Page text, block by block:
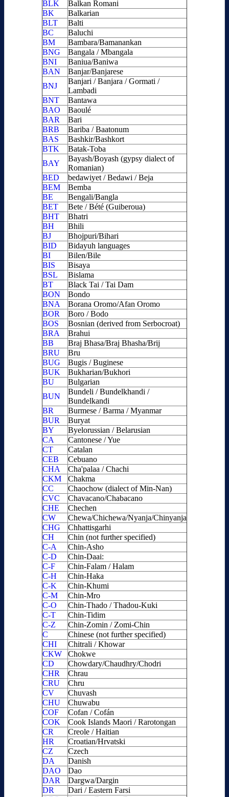
BLK
Balkan Romani
BK
Balkarian
BLT
Balti
BC
Baluchi
BM
Bambara/Bamanankan
BNG
Bangala / Mbangala
BNI
Baniua/Baniwa
BAN
Banjar/Banjarese
BNJ
Banjari / Banjara / Gormati /
Lambadi
BNT
Bantawa
BAO
Baoulé
BAR
Bari
BRB
Bariba / Baatonum
BAS
Bashkir/Bashkort
BTK
Batak-Toba
BAY
Bayash/Boyash (gypsy dialect of
Romanian)
BED
bedawiyet / Bedawi / Beja
BEM
Bemba
BE
Bengali/Bangla
BET
Bete / Bété (Guiberoua)
BHT
Bhatri
BH
Bhili
BJ
Bhojpuri/Bihari
BID
Bidayuh languages
BI
Bilen/Bile
BIS
Bisaya
BSL
Bislama
BT
Black Tai / Tai Dam
BON
Bondo
BNA
Borana Oromo/Afan Oromo
BOR
Boro / Bodo
BOS
Bosnian (derived from Serbocroat)
BRA
Brahui
BB
Braj Bhasa/Braj Bhasha/Brij
BRU
Bru
BUG
Bugis / Buginese
BUK
Bukharian/Bukhori
BU
Bulgarian
BUN
Bundeli / Bundelkhandi /
Bundelkandi
BR
Burmese / Barma / Myanmar
BUR
Buryat
BY
Byelorussian / Belarusian
CA
Cantonese / Yue
CT
Catalan
CEB
Cebuano
CHA
Cha'palaa / Chachi
CKM
Chakma
CC
Chaochow (dialect of Min-Nan)
CVC
Chavacano/Chabacano
CHE
Chechen
CW
Chewa/Chichewa/Nyanja/Chinyanja
CHG
Chhattisgarhi
CH
Chin (not further specified)
C-A
Chin-Asho
C-D
Chin-Daai:
C-F
Chin-Falam / Halam
C-H
Chin-Haka
C-K
Chin-Khumi
C-M
Chin-Mro
C-O
Chin-Thado / Thadou-Kuki
C-T
Chin-Tidim
C-Z
Chin-Zomin / Zomi-Chin
C
Chinese (not further specified)
CHI
Chitrali / Khowar
CKW
Chokwe
CD
Chowdary/Chaudhry/Chodri
CHR
Chrau
CRU
Chru
CV
Chuvash
CHU
Chuwabu
COF
Cofan / Cofán
COK
Cook Islands Maori / Rarotongan
CR
Creole / Haitian
HR
Croatian/Hrvatski
CZ
Czech
DA
Danish
DAO
Dao
DAR
Dargwa/Dargin
DR
Dari / Eastern Farsi